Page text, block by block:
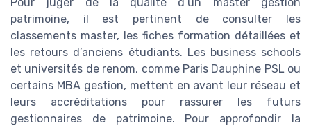
Pour juger de la qualité d’un master gestion
patrimoine, il est pertinent de consulter les
classements master, les fiches formation détaillées et
les retours d’anciens étudiants. Les business schools
et universités de renom, comme Paris Dauphine PSL ou
certains MBA gestion, mettent en avant leur réseau et
leurs accréditations pour rassurer les futurs
gestionnaires de patrimoine. Pour approfondir la